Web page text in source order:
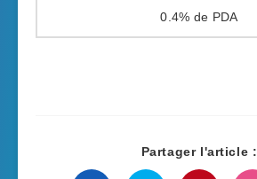
0.4%
Partager l'article :